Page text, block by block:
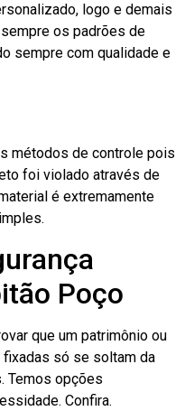
logo e demais
os padrões de
sempre com qualidade e
métodos de controle pois
foi violado através de
é extremamente
Poço
que um patrimônio ou
só se soltam da
Temos opções
Confira.